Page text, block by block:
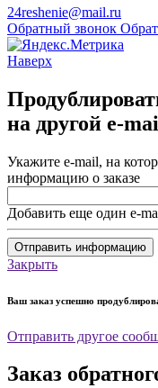
24reshenie@mail.ru
Обратный звонок
Наверх
на другой e-
Укажите e-mail, на
информацию о заказе
Добавить еще один e-
Отправить информацию
Закрыть
Ваш заказ успешно
Отправить другое
Заказ